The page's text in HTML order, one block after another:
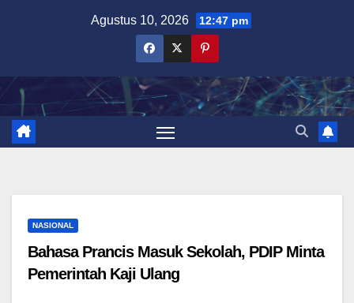
Agustus 10, 2026 12:47 pm
NASIONAL
Bahasa Prancis Masuk Sekolah, PDIP Minta
Pemerintah Kaji Ulang